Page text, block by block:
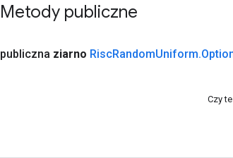
Metody publiczne
publiczna ziarno RiscRandomUniform.
Czy